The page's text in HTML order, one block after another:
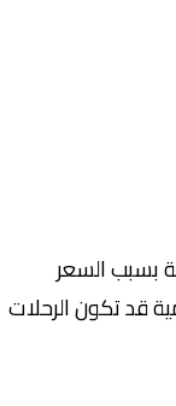
السعر
تكون الرحلات